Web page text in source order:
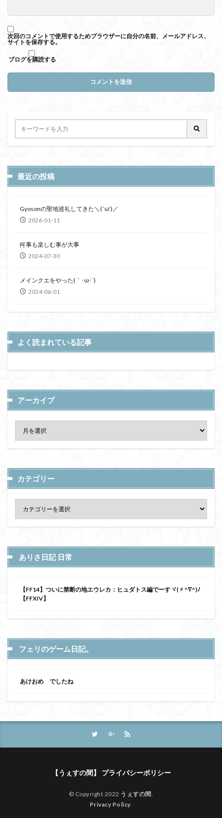
次回のコメントで使用するためブラウザーに自分の名前、メールアドレス、
サイトを保存する。
ブログを購読する
最近の投稿
Gyosonの聖地巡礼してきた＼( ‘ω’)／
2026-01-11
何事も楽しむ事が大事
2024-07-30
メインクエをやった(｀･ω･´)
2024-06-01
よく読まれている記事
アーカイブ
カテゴリー
ありさ日記 日常
【FF14】ついに禁断の地エウレカ：ヒュダトス編でーすヾ(〃^∇^)ﾉ
【FFXIV】
フェリのゲーム日記。
あけおめ でしたね
【うぇすの間】 プライバシーポリシー
© Copyright 2022 うぇすの間.
Privacy Policy.